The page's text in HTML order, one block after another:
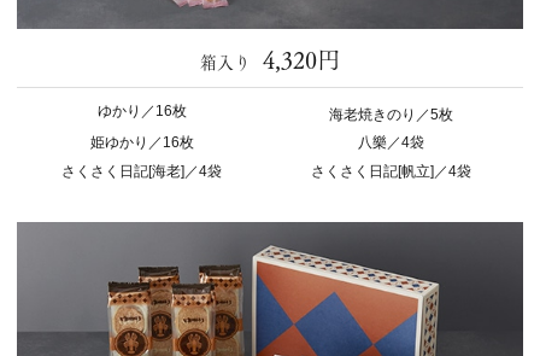
箱入り 4,320円
ゆかり／16枚
海老焼きのり／5枚
姫ゆかり／16枚
八樂／4袋
さくさく日記[海老]／4袋
さくさく日記[帆立]／4袋